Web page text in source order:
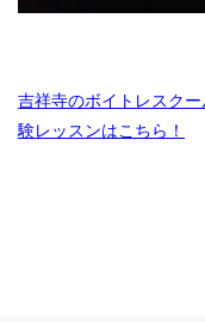
吉祥寺のボイトレスク
験レッスンはこちら！